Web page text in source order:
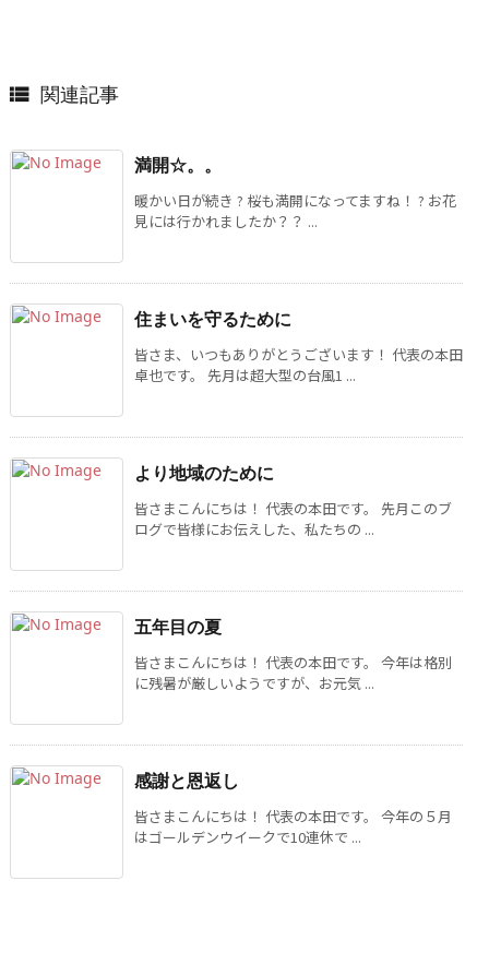
 関連記事
満開☆。。
暖かい日が続き ? 桜も満開になってますね！ ? お花
見には行かれましたか？？ ...
住まいを守るために
皆さま、いつもありがとうございます！ 代表の本田
卓也です。 先月は超大型の台風1 ...
より地域のために
皆さまこんにちは！ 代表の本田です。 先月このブ
ログで皆様にお伝えした、私たちの ...
五年目の夏
皆さまこんにちは！ 代表の本田です。 今年は格別
に残暑が厳しいようですが、お元気 ...
感謝と恩返し
皆さまこんにちは！ 代表の本田です。 今年の５月
はゴールデンウイークで10連休で ...